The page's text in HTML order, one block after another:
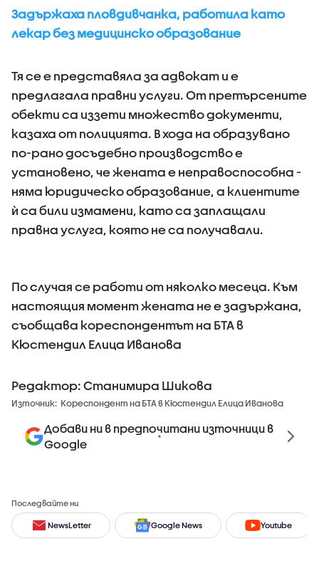
Задържаха пловдивчанка, работила като
лекар без медицинско образование
Тя се е представяла за адвокат и е
предлагала правни услуги. От претърсените
обекти са иззети множество документи,
казаха от полицията. В хода на образувано
по-рано досъдебно производство е
установено, че жената е неправоспособна -
няма юридическо образование, а клиентите
ѝ са били измамени, като са заплащали
правна услуга, която не са получавали.
По случая се работи от няколко месеца. Към
настоящия момент жената не е задържана,
съобщава кореспондентът на БТА в
Кюстендил Елица Иванова
Редактор: Станимира Шикова
Източник: Кореспондент на БТА в Кюстендил Елица Иванова
Добави ни в предпочитани източници в
Google
Последвайте ни
NewsLetter Google News Youtube